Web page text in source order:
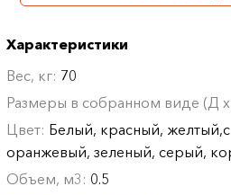
Характеристики
Вес, кг: 70
Размеры в собранном виде (Д
Цвет: Белый, красный,
оранжевый, зеленый, серый,
Объем, м3: 0.5